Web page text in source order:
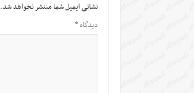
نشانی ایمیل شما منتشر نخواهد شد.
دیدگاه*